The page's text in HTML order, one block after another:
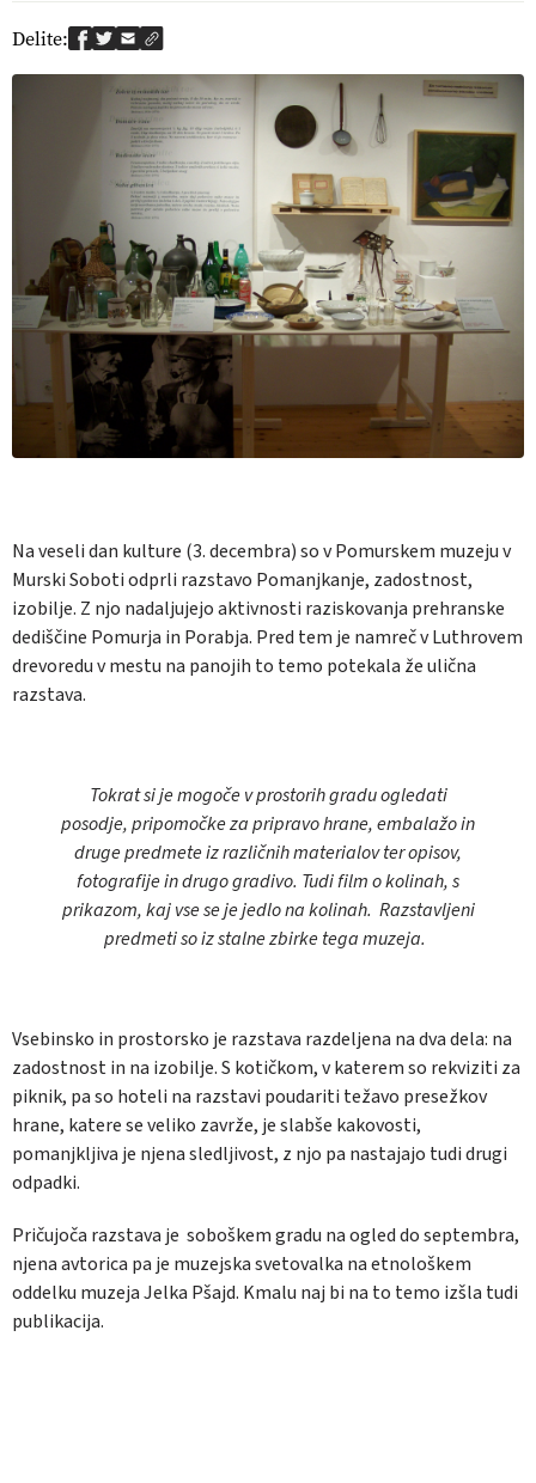
Delite:
Na veseli dan kulture (3. decembra) so v Pomurskem muzeju v
Murski Soboti odprli razstavo Pomanjkanje, zadostnost,
izobilje. Z njo nadaljujejo aktivnosti raziskovanja prehranske
dediščine Pomurja in Porabja. Pred tem je namreč v Luthrovem
drevoredu v mestu na panojih to temo potekala že ulična
razstava.
Tokrat si je mogoče v prostorih gradu ogledati
posodje, pripomočke za pripravo hrane, embalažo in
druge predmete iz različnih materialov ter opisov,
fotografije in drugo gradivo. Tudi film o kolinah, s
prikazom, kaj vse se je jedlo na kolinah. Razstavljeni
predmeti so iz stalne zbirke tega muzeja.
Vsebinsko in prostorsko je razstava razdeljena na dva dela: na
zadostnost in na izobilje. S kotičkom, v katerem so rekviziti za
piknik, pa so hoteli na razstavi poudariti težavo presežkov
hrane, katere se veliko zavrže, je slabše kakovosti,
pomanjkljiva je njena sledljivost, z njo pa nastajajo tudi drugi
odpadki.
Pričujoča razstava je soboškem gradu na ogled do septembra,
njena avtorica pa je muzejska svetovalka na etnološkem
oddelku muzeja Jelka Pšajd. Kmalu naj bi na to temo izšla tudi
publikacija.